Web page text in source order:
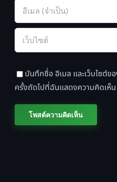
บันทึกชื่อ อีเมล และเว็บไซต์ข
ครั้งถัดไปที่ฉันแสดงความคิดเห็น